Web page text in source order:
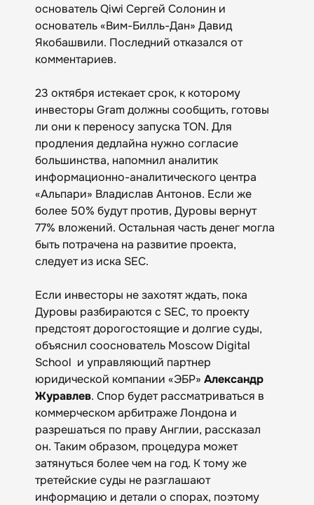
основатель Qiwi Сергей Солонин и
основатель «Вим-Билль-Дан» Давид
Якобашвили. Последний отказался от
комментариев.
23 октября истекает срок, к которому
инвесторы Gram должны сообщить, готовы
ли они к переносу запуска TON. Для
продления дедлайна нужно согласие
большинства, напомнил аналитик
информационно-аналитического центра
«Альпари» Владислав Антонов. Если же
более 50% будут против, Дуровы вернут
77% вложений. Остальная часть денег могла
быть потрачена на развитие проекта,
следует из иска SEC.
Если инвесторы не захотят ждать, пока
Дуровы разбираются с SEC, то проекту
предстоят дорогостоящие и долгие суды,
объяснил сооснователь Moscow Digital
School и управляющий партнер
юридической компании «ЭБР» Александр
Журавлев. Спор будет рассматриваться в
коммерческом арбитраже Лондона и
разрешаться по праву Англии, рассказал
он. Таким образом, процедура может
затянуться более чем на год. К тому же
третейские суды не разглашают
информацию и детали о спорах, поэтому